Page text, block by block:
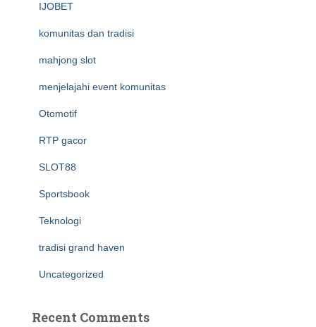
IJOBET
komunitas dan tradisi
mahjong slot
menjelajahi event komunitas
Otomotif
RTP gacor
SLOT88
Sportsbook
Teknologi
tradisi grand haven
Uncategorized
Recent Comments